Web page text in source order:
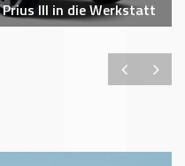
III in die Werkstatt